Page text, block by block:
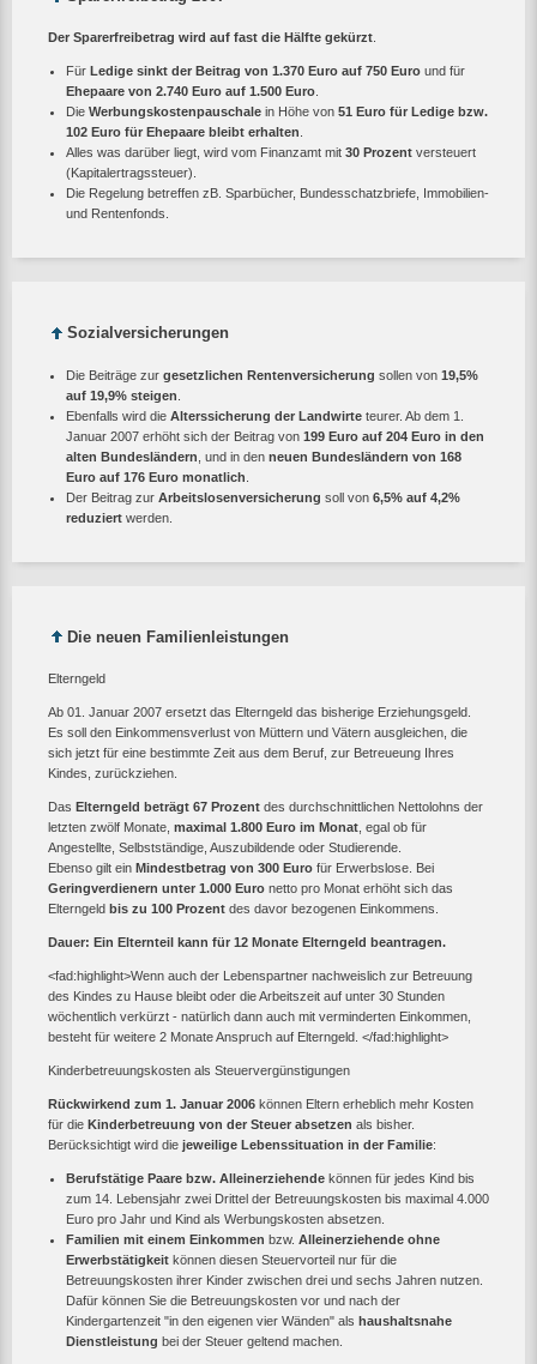
Der Sparerfreibetrag wird auf fast die Hälfte gekürzt.
Für Ledige sinkt der Beitrag von 1.370 Euro auf 750 Euro und für
Ehepaare von 2.740 Euro auf 1.500 Euro.
Die Werbungskostenpauschale in Höhe von 51 Euro für Ledige bzw.
102 Euro für Ehepaare bleibt erhalten.
Alles was darüber liegt, wird vom Finanzamt mit 30 Prozent versteuert
(Kapitalertragssteuer).
Die Regelung betreffen zB. Sparbücher, Bundesschatzbriefe, Immobilien-
und Rentenfonds.
Sozialversicherungen
Die Beiträge zur gesetzlichen Rentenversicherung sollen von 19,5%
auf 19,9% steigen
Ebenfalls wird die Alterssicherung der Landwirte teurer. Ab dem 1.
Januar 2007 erhöht sich der Beitrag von 199 Euro auf 204 Euro in den
alten Bundesländern , und in den neuen Bundesländern von 168
Euro auf 176 Euro monatlich
Der Beitrag zur Arbeitslosenversicherung soll von 6,5% auf 4,2%
reduziert werden.
Die neuen Familienleistungen
Elterngeld
Ab 01. Januar 2007 ersetzt das Elterngeld das bisherige Erziehungsgeld.
Es soll den Einkommensverlust von Müttern und Vätern ausgleichen, die
sich jetzt für eine bestimmte Zeit aus dem Beruf, zur Betreueung Ihres
Kindes, zurückziehen.
Das Elterngeld beträgt 67 Prozent des durchschnittlichen Nettolohns der
letzten zwölf Monate, maximal 1.800 Euro im Monat , egal ob für
Angestellte, Selbstständige, Auszubildende oder Studierende.
Ebenso gilt ein Mindestbetrag von 300 Euro für Erwerbslose. Bei
Geringverdienern unter 1.000 Euro netto pro Monat erhöht sich das
Elterngeld bis zu 100 Prozent des davor bezogenen Einkommens.
Dauer: Ein Elternteil kann für 12 Monate Elterngeld beantragen.
<fad:highlight>Wenn auch der Lebenspartner nachweislich zur Betreuung
des Kindes zu Hause bleibt oder die Arbeitszeit auf unter 30 Stunden
wöchentlich verkürzt - natürlich dann auch mit verminderten Einkommen,
besteht für weitere 2 Monate Anspruch auf Elterngeld. </fad:highlight>
Kinderbetreuungskosten als Steuervergünstigungen
Rückwirkend zum 1. Januar 2006 können Eltern erheblich mehr Kosten
für die Kinderbetreuung von der Steuer absetzen als bisher.
Berücksichtigt wird die jeweilige Lebenssituation in der Familie:
Berufstätige Paare bzw. Alleinerziehende können für jedes Kind bis
zum 14. Lebensjahr zwei Drittel der Betreuungskosten bis maximal 4.000
Euro pro Jahr und Kind als Werbungskosten absetzen.
Familien mit einem Einkommen bzw. Alleinerziehende ohne
Erwerbstätigkeit können diesen Steuervorteil nur für die
Betreuungskosten ihrer Kinder zwischen drei und sechs Jahren nutzen.
Dafür können Sie die Betreuungskosten vor und nach der
Kindergartenzeit "in den eigenen vier Wänden" als haushaltsnahe
Dienstleistung bei der Steuer geltend machen.